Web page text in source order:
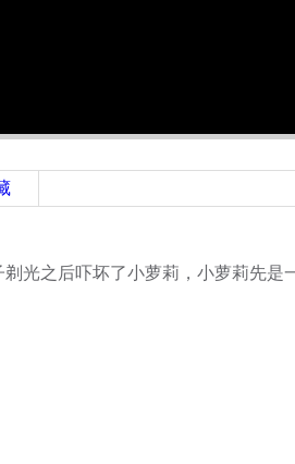
之后吓坏了小萝莉，小萝莉先是